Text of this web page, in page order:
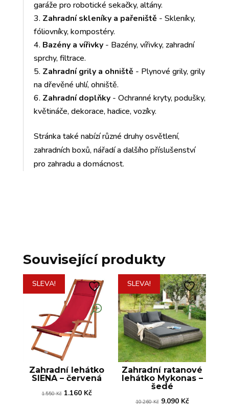
garáže pro robotické sekačky, altány.
Zahradní skleníky a pařeniště - Skleníky,
fóliovníky, kompostéry.
Bazény a vířivky- Bazény, vířivky, zahradní
sprchy, filtrace.
Zahradní grily a ohniště - Plynové grily, grily
na dřevěné uhlí, ohniště.
Zahradní doplňky- Ochranné kryty, podušky,
květináče, dekorace, hadice, vozíky.
Stránka také nabízí různé druhy osvětlení,
zahradních boxů, nářadí a dalšího příslušenství
pro zahradu a domácnost.
Související produkty
SLEVA!
Zahradní lehátko
SIENA – červená
1.550Kč Původní
1.160 KčAktuální
SLEVA!
Zahradní ratanové
lehátko Mykonas –
šedé
10.260Kč Původní
9.090 KčAktuální